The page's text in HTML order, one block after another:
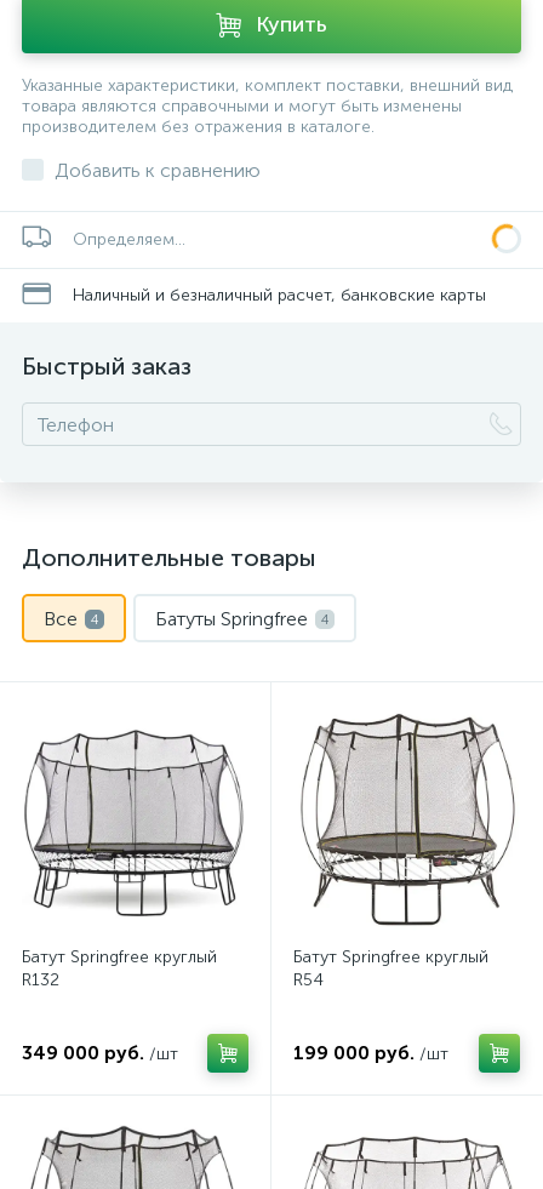
Купить
Указанные характеристики, комплект поставки, внешний вид
товара являются справочными и могут быть изменены
производителем без отражения в каталоге.
Добавить к сравнению
Определяем...
Наличный и безналичный расчет, банковские карты
Быстрый заказ
Дополнительные товары
Все 4 Батуты Springfree 4
Батут Springfree круглый
R132
349 000 руб. /шт
Батут Springfree круглый
R54
199 000 руб. /шт